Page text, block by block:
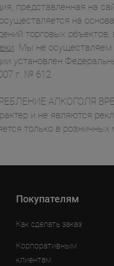
представленная на
на
торговых
. Мы не осуществляем
установлен
г. № 612.
АЛКОГОЛЯ
и не являются
только в розничных
Покупателям
Как сделать заказ
Корпоративным
клиентам